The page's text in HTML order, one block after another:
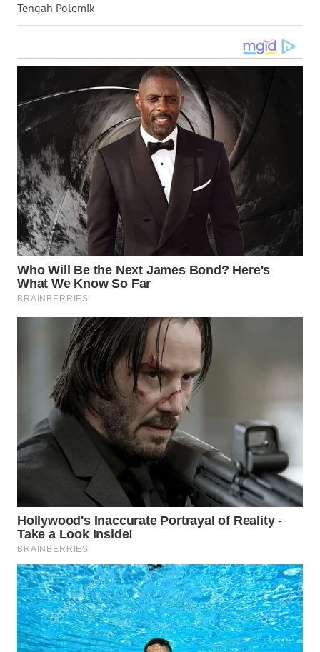
Tengah Polemik
WN
WN
TAPANULI
UTARA
WN
SAMOSIR
WN
PADANG
LAWAS
SUMEDANG
CIANJUR
WN
KEPULAUAN
SERIBU
WN
BINJAI
WN
CIREBON
WN